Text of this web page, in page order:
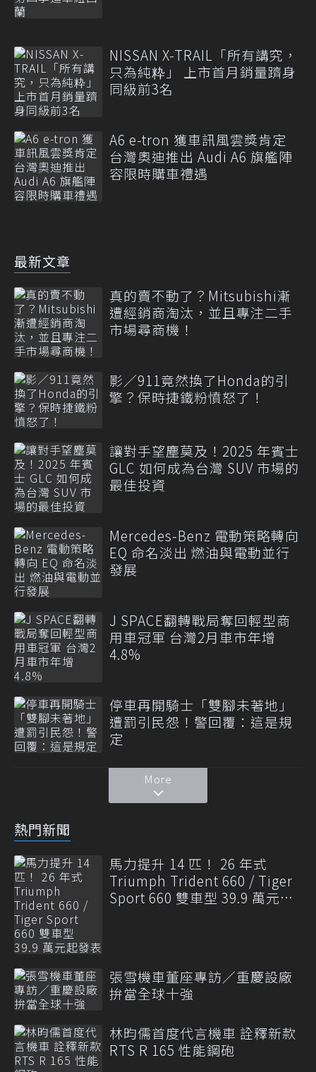
NISSAN X-TRAIL「所有講究，
只為純粋」 上市首月銷量躋身
同級前3名
A6 e-tron 獲車訊風雲獎肯定
台灣奧迪推出 Audi A6 旗艦陣
容限時購車禮遇
最新文章
真的賣不動了？Mitsubishi漸
遭經銷商淘汰，並且專注二手
市場尋商機！
影／911竟然換了Honda的引
擎？保時捷鐵粉憤怒了！
讓對手望塵莫及！2025 年賓士
GLC 如何成為台灣 SUV 市場的
最佳投資
Mercedes-Benz 電動策略轉向
EQ 命名淡出 燃油與電動並行
發展
J SPACE翻轉戰局奪回輕型商
用車冠軍 台灣2月車市年增
4.8%
停車再開騎士「雙腳未著地」
遭罰引民怨！警回覆：這是規
定
More
熱門新聞
馬力提升 14 匹！ 26 年式
Triumph Trident 660 / Tiger
Sport 660 雙車型 39.9 萬元起
張雪機車董座專訪／重慶設廠
拚當全球十強
林昀儒首度代言機車 詮釋新款
RTS R 165 性能鋼砲